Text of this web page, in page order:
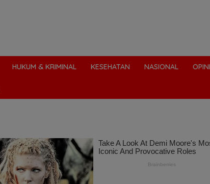
HUKUM & KRIMINAL KESEHATAN NASIONAL OPINI